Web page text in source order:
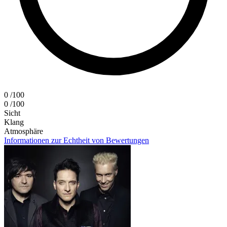
0 /100
0 /100
Sicht
Klang
Atmosphäre
Informationen zur Echtheit von Bewertungen